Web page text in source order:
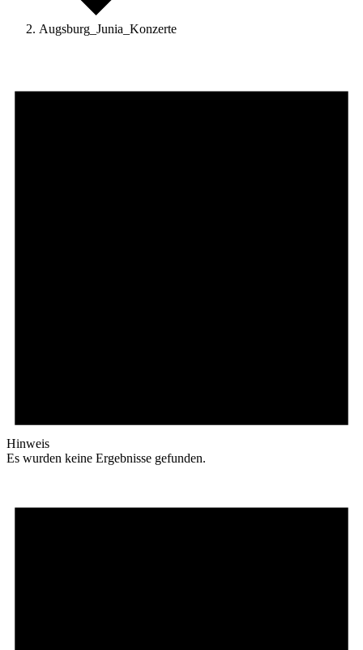
Augsburg_Junia_Konzerte
Hinweis
Es wurden keine Ergebnisse gefunden.